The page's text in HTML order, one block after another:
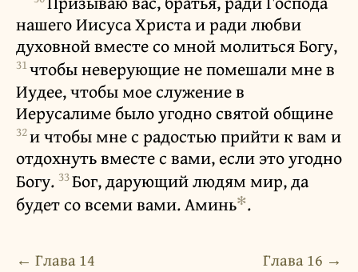
нашего Иисуса Христа и ради любви
духовной вместе со мной молиться Богу,
31чтобы неверующие не помешали мне в
Иудее, чтобы мое служение в
Иерусалиме было угодно святой общине
32и чтобы мне с радостью прийти к вам и
отдохнуть вместе с вами, если это угодно
Богу. 33Бог, дарующий людям мир, да
будет со всеми вами. Аминь✻.
← Глава 14 Глава 16 →